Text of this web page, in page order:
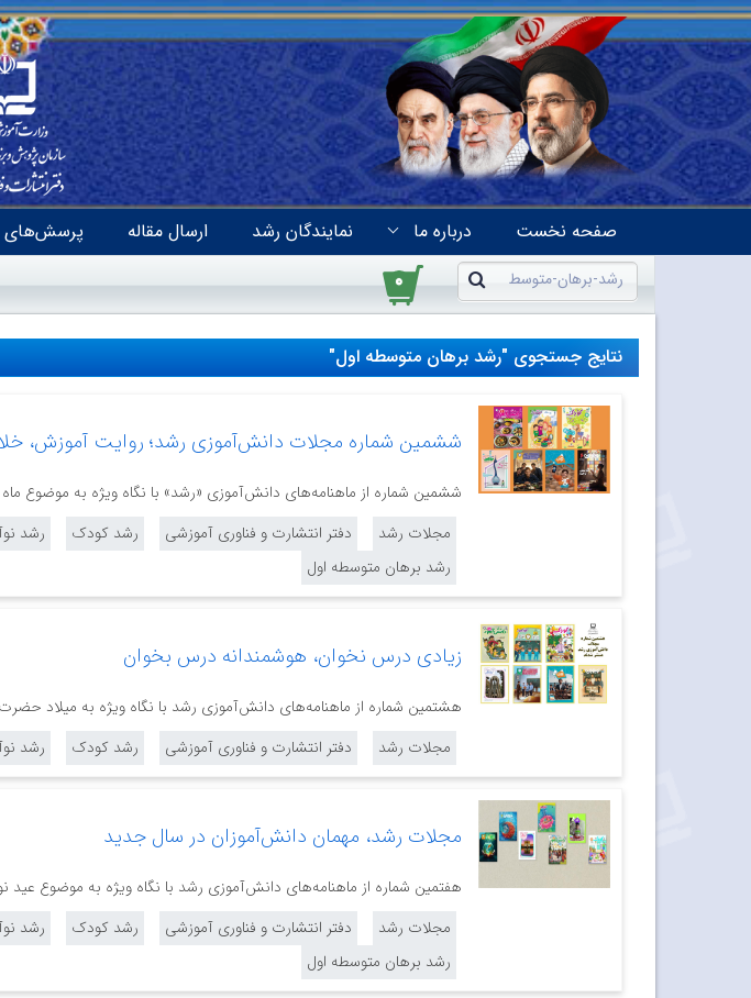
صفحه نخست درباره ما نمایندگان رشد ارسال مقاله پرسش‌های
۰
نتایج جستجوی "رشد برهان متوسطه اول"
ششمین شماره مجلات دانش‌آموزی رشد؛ روایت آموزش،
ششمین شماره از ماهنامه‌های دانش‌آموزی «رشد» با نگاه ویژه به موضوع ماه مبارک
مجلات رشد
دفتر انتشارت و فناوری آموزشی رشد کودک رشد
رشد برهان متوسطه اول
زیادی درس نخوان، هوشمندانه درس بخوان
هشتمین شماره از ماهنامه‌های دانش‌آموزی رشد با نگاه ویژه به میلاد حضرت
مجلات رشد
دفتر انتشارت و فناوری آموزشی رشد کودک رشد
مجلات رشد، مهمان دانش‌آموزان در سال جدید
هفتمین شماره از ماهنامه‌های دانش‌آموزی رشد با نگاه ویژه به موضوع عید نوروز و
مجلات رشد
دفتر انتشارت و فناوری آموزشی رشد کودک رشد
رشد برهان متوسطه اول